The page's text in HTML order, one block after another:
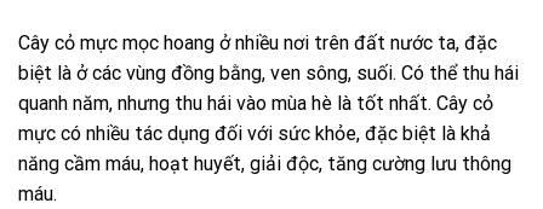
Cây cỏ mực mọc hoang ở nhiều nơi trên đất nước ta, đặc
biệt là ở các vùng đồng bằng, ven sông, suối. Có thể thu hái
quanh năm, nhưng thu hái vào mùa hè là tốt nhất. Cây cỏ
mực có nhiều tác dụng đối với sức khỏe, đặc biệt là khả
năng cầm máu, hoạt huyết, giải độc, tăng cường lưu thông
máu.